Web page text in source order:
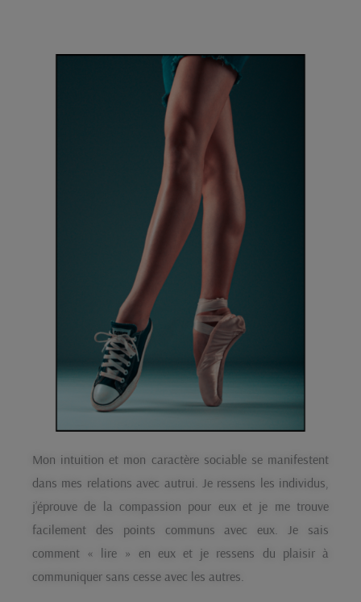
Mon intuition et mon caractère sociable se manifestent
dans mes relations avec autrui. Je ressens les individus,
j’éprouve de la compassion pour eux et je me trouve
facilement des points communs avec eux. Je sais
comment « lire » en eux et je ressens du plaisir à
communiquer sans cesse avec les autres.